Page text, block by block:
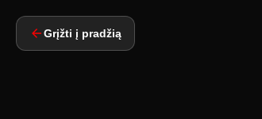
Grįžti į pradžią